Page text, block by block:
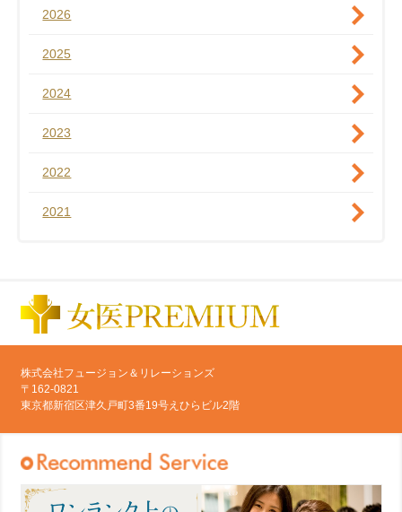
2026
2025
2024
2023
2022
2021
株式会社フュージョン＆リレーションズ
〒162-0821
東京都新宿区津久戸町3番19号えひらビル2階